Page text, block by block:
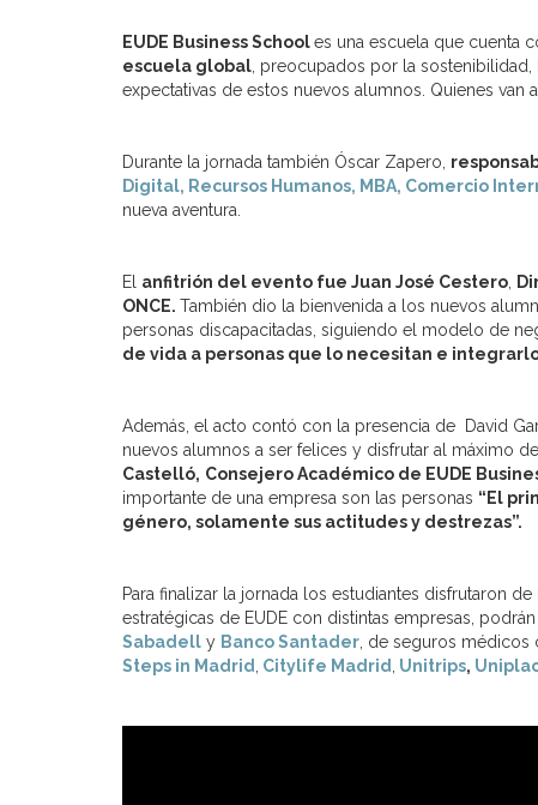
EUDE Business Schooles una escuela que cuenta
escuela global , preocupados por la
expectativas de estos nuevos alumnos. Quienes van
Durante la jornada también Óscar Zapero,
Digital, Recursos Humanos, MBA, Comercio
nueva aventura.
El anfitrión del evento fue Juan José Cestero
ONCE. También dio la bienvenida a los nuevos
personas discapacitadas, siguiendo el modelo de
de vida a personas que lo necesitan e
Además, el acto contó con la presencia de David
nuevos alumnos a ser felices y disfrutar al máximo
Castelló, Consejero Académico de EUDE
importante de una empresa son las personas “El
género, solamente sus actitudes y destrezas”.
Para finalizar la jornada los estudiantes disfrutaron
estratégicas de EUDE con distintas empresas,
Sabadell y Banco Santader , de seguros médicos
Steps in Madrid
Citylife Madrid Unitrips,